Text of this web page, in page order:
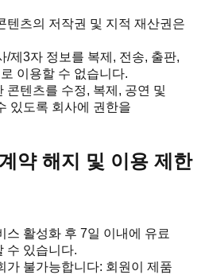
텐츠의 저작권 및 지적 재산권은
/제3자 정보를 복제, 전송, 출판,
이용할 수 없습니다.
콘텐츠를 수정, 복제, 공연 및
있도록 회사에 권한을
약 해지 및 이용 제한
스 활성화 후 7일 이내에 유료
수 있습니다.
가 불가능합니다: 회원이 제품